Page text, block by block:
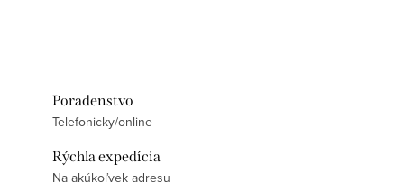
Poradenstvo
Telefonicky/online
Rýchla expedícia
Na akúkoľvek adresu